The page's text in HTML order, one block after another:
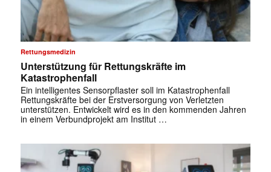
✕
Rettungsmedizin
Unterstützung für Rettungskräfte im
Katastrophenfall
Ein intelligentes Sensorpflaster soll im Katastrophenfall
Rettungskräfte bei der Erstversorgung von Verletzten
unterstützen. Entwickelt wird es in den kommenden Jahren
in einem Verbundprojekt am Institut …